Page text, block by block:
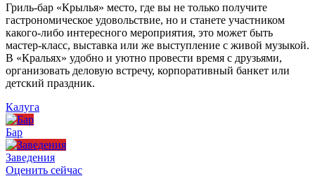
Гриль-бар «Крылья» место, где вы не только получите
гастрономическое удовольствие, но и станете участником
какого-либо интересного мероприятия, это может быть
мастер-класс, выставка или же выступление с живой музыкой.
В «Кральях» удобно и уютно провести время с друзьями,
организовать деловую встречу, корпоративный банкет или
детский праздник.
Калуга
Бар
Заведения
Оценить сейчас